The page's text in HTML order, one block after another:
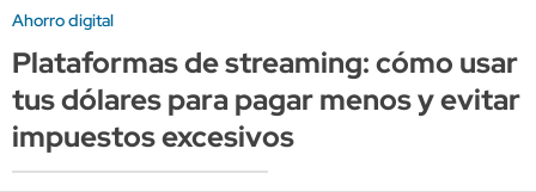
Ahorro digital
Plataformas de streaming: cómo usar
tus dólares para pagar menos y evitar
impuestos excesivos